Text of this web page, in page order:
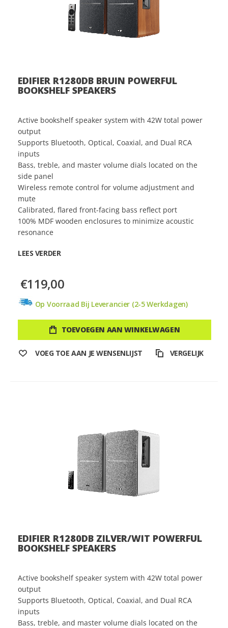
EDIFIER R1280DB BRUIN POWERFUL
BOOKSHELF SPEAKERS
Active bookshelf speaker system with 42W total power
output
Supports Bluetooth, Optical, Coaxial, and Dual RCA
inputs
Bass, treble, and master volume dials located on the
side panel
Wireless remote control for volume adjustment and
mute
Calibrated, flared front-facing bass reflect port
100% MDF wooden enclosures to minimize acoustic
resonance
LEES VERDER
€119,00
Op Voorraad Bij Leverancier (2-5 Werkdagen)
TOEVOEGEN AAN WINKELWAGEN
VOEG TOE AAN JE WENSENLIJST VERGELIJK
EDIFIER R1280DB ZILVER/WIT POWERFUL
BOOKSHELF SPEAKERS
Active bookshelf speaker system with 42W total power
output
Supports Bluetooth, Optical, Coaxial, and Dual RCA
inputs
Bass, treble, and master volume dials located on the